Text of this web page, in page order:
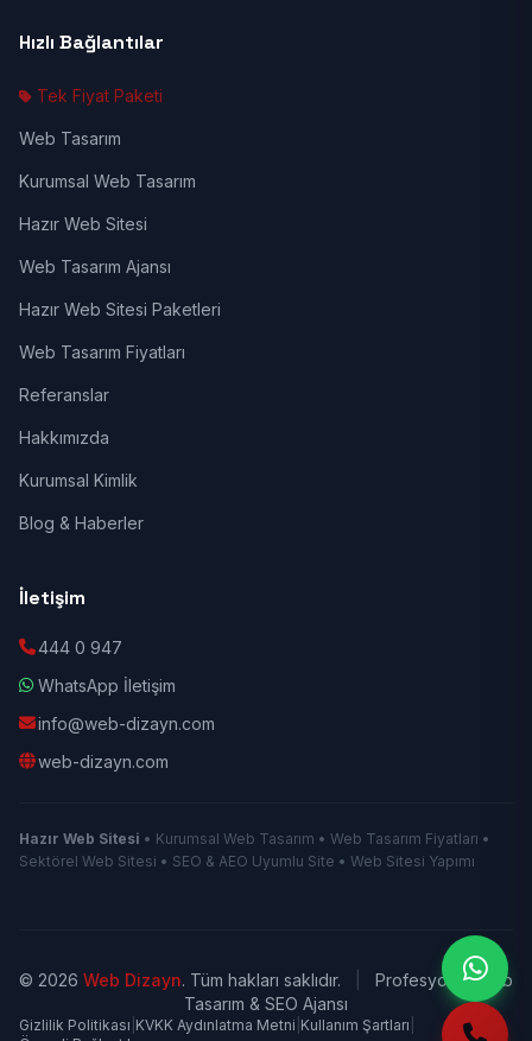
Hızlı Bağlantılar
Tek Fiyat Paketi
Web Tasarım
Kurumsal Web Tasarım
Hazır Web Sitesi
Web Tasarım Ajansı
Hazır Web Sitesi Paketleri
Web Tasarım Fiyatları
Referanslar
Hakkımızda
Kurumsal Kimlik
Blog & Haberler
İletişim
444 0 947
WhatsApp İletişim
info@web-dizayn.com
web-dizayn.com
Hazır Web Sitesi • Kurumsal Web Tasarım • Web Tasarım Fiyatları •
Sektörel Web Sitesi • SEO & AEO Uyumlu Site • Web Sitesi Yapımı
© 2026 Web Dizayn. Tüm hakları saklıdır.
Profesyonel Web
Tasarım & SEO Ajansı
Gizlilik Politikası KVKK Aydınlatma Metni Kullanım Şartları